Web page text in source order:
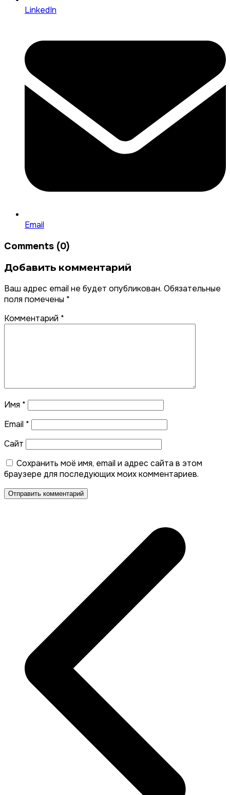
LinkedIn
Email
Comments (0)
Добавить комментарий
Ваш адрес email не будет опубликован. Обязательные
поля помечены *
Комментарий *
Имя *
Email *
Сайт
Сохранить моё имя, email и адрес сайта в этом
браузере для последующих моих комментариев.